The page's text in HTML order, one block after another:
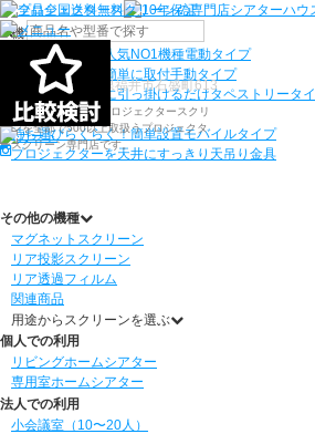
機種から選ぶ
シアターハウス人気NO1機種電動タイプ
電源工事なしで簡単に取付手動タイプ
ネジ付きフックに引っ掛けるだけタペストリータイ
プ
持ち運びらくらく！簡単設置モバイルタイプ
プロジェクターを天井にすっきり 天吊り金具
その他の機種
マグネットスクリーン
リア投影スクリーン
リア透過フィルム
関連商品
用途からスクリーンを選ぶ
個人での利用
リビングホームシアター
専用室ホームシアター
法人での利用
小会議室（10〜20人）
〒910-0122 福井県福井市石盛町613
シアターハウスは、プロジェクタースクリ
ーンを全部で500以上取扱うプロジェクタ
ースクリーン専門店です。